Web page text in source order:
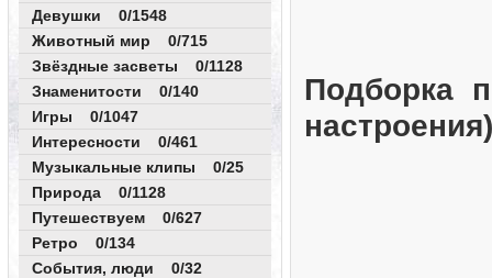
Девушки 0/1548
Животный мир 0/715
Звёздные засветы 0/1128
Знаменитости 0/140
Игры 0/1047
Интересности 0/461
Музыкальные клипы 0/25
Природа 0/1128
Путешествуем 0/627
Ретро 0/134
События, люди 0/32
Подборка